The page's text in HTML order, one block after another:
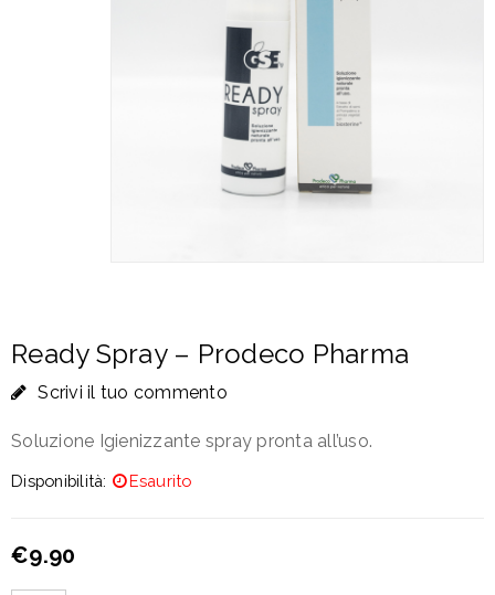
Ready Spray – Prodeco Pharma
Scrivi il tuo commento
Soluzione Igienizzante spray pronta all’uso.
Disponibilità: Esaurito
€9.90